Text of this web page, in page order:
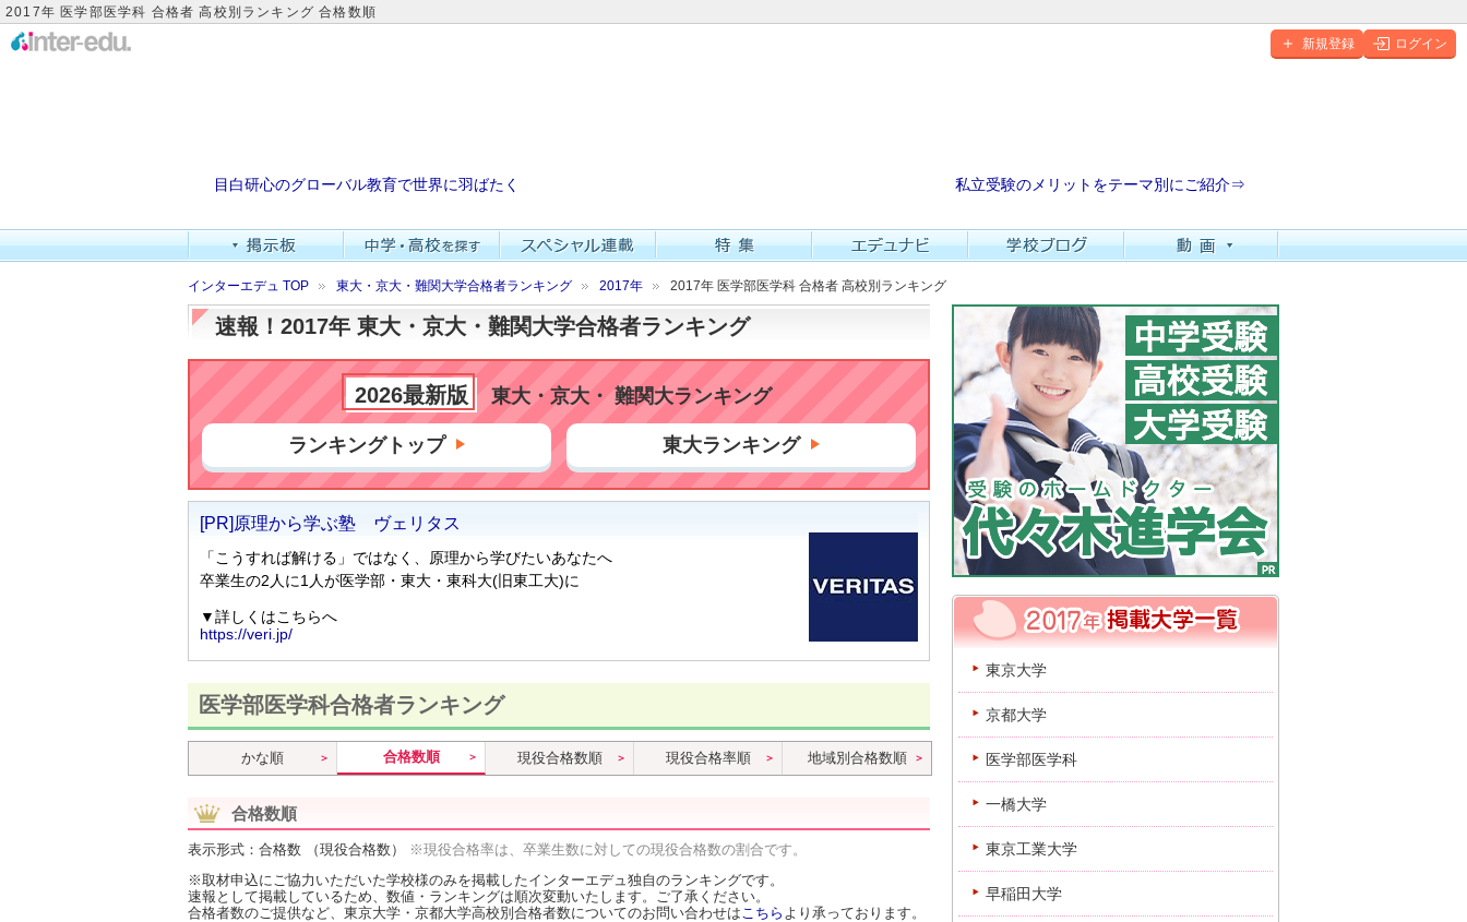
2017年 医学部医学科 合格者 高校別ランキング 合格数順
新規登録 ログイン
目白研心のグローバル教育で世界に羽ばたく 私立受験のメリットをテーマ別にご紹介⇒
インターエデュ TOP 東大・京大・難関大学合格者ランキング 2017年 2017年 医学部医学科 合格者 高校別ランキング
速報！2017年 東大・京大・難関大学合格者ランキング
2026最新版 東大・京大・ 難関大ランキング
ランキングトップ 東大ランキング
医学部医学科合格者ランキング
かな順 合格数順 現役合格数順 現役合格率順 地域別合格数順
合格数順
表示形式：合格数 （現役合格数）
※現役合格率は、卒業生数に対しての現役合格数の割合です。
※取材申込にご協力いただいた学校様のみを掲載したインターエデュ独自のランキングです。
速報として掲載しているため、数値・ランキングは順次変動いたします。ご了承ください。
合格者数のご提供など、東京大学・京都大学高校別合格者数についてのお問い合わせは こちら より承っております。
東京大学
京都大学
医学部医学科
一橋大学
東京工業大学
早稲田大学